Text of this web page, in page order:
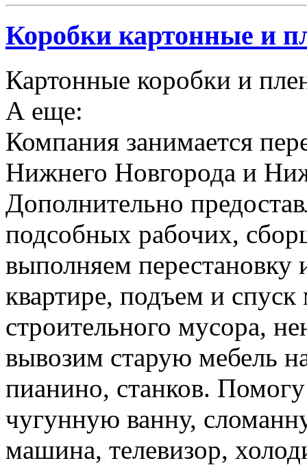
Коробки картонные и
Картонные коробки и
А еще:
Компания занимается
Нижнего Новгорода и
Дополнительно
подсобных рабочих,
выполняем перестановку
квартире, подъем и спуск
строительного мусора,
вывозим старую мебель
пианино, станков.
чугунную ванну,
машина, телевизор,